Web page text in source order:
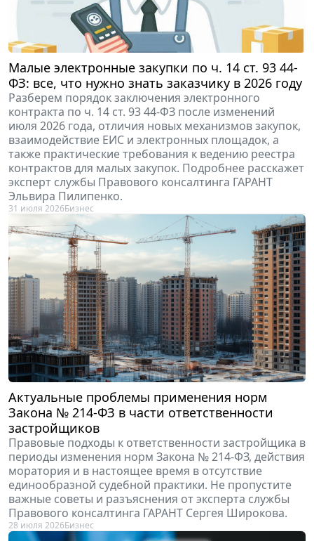
Малые электронные закупки по ч. 14 ст. 93 44-
ФЗ: все, что нужно знать заказчику в 2026 году
Разберем порядок заключения электронного
контракта по ч. 14 ст. 93 44-ФЗ после изменений
июля 2026 года, отличия новых механизмов закупок,
взаимодействие ЕИС и электронных площадок, а
также практические требования к ведению реестра
контрактов для малых закупок. Подробнее расскажет
эксперт службы Правового консалтинга ГАРАНТ
Эльвира Пилипенко.
31 июля 2026Бизнес
Актуальные проблемы применения норм
Закона № 214-ФЗ в части ответственности
застройщиков
Правовые подходы к ответственности застройщика в
периоды изменения норм Закона № 214-ФЗ, действия
моратория и в настоящее время в отсутствие
единообразной судебной практики. Не пропустите
важные советы и разъяснения от эксперта службы
Правового консалтинга ГАРАНТ Сергея Широкова.
28 июля 2026Бизнес